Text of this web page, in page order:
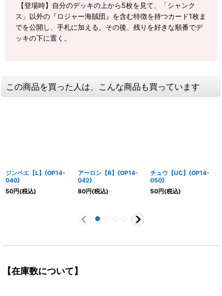
【登場時】自分のデッキの上から5枚を見て、「シャンク
ス」以外の『ロジャー海賊団』を含む特徴を持つカード1枚ま
でを公開し、手札に加える。その後、残りを好きな順番でデ
ッキの下に置く。
この商品を買った人は、こんな商品も買っています
ジンベエ【L】{OP14-
040}
50円(税込)
アーロン【R】{OP14-
042}
80円(税込)
チュウ【UC】{OP14-
050}
50円(税込)
【在庫数について】